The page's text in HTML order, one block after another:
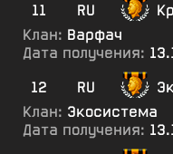
11
RU
Клан: Варфач
Дата получения:
12
RU
Клан: Экосистема
Дата получения: